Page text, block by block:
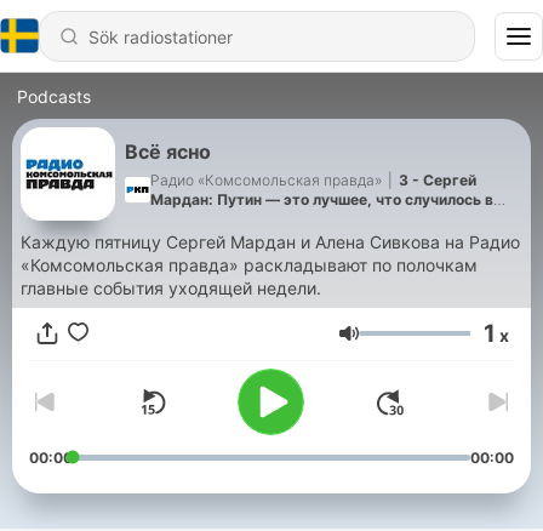
Podcasts
Всё ясно
Радио «Комсомольская правда»
3 - Сергей
Мардан: Путин — это лучшее, что случилось в
лет
Каждую пятницу Сергей Мардан и Алена Сивкова на Радио
«Комсомольская правда» раскладывают по полочкам
главные события уходящей недели.
Volym 1 x
00:00 00:00